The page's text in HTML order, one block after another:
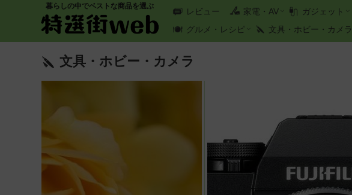
暮らしの中でベストな商品を選ぶ
レビュー 家電・AV ガジェット
グルメ・レシピ
文具・ホビー・カメラ
文具・ホビー・カメラ